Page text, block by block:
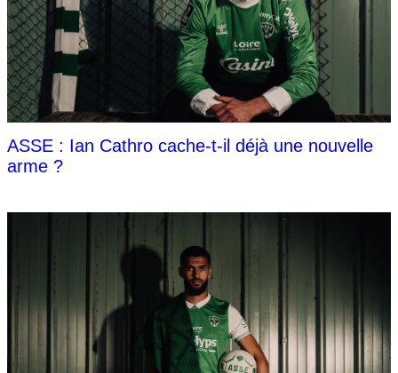
ASSE : Ian Cathro cache-t-il déjà une nouvelle
arme ?